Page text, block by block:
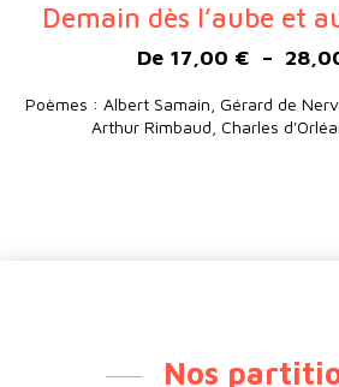
Demain dès l’aube et
De 17,00 € –
Poèmes : Albert Samain, Gérard de
Arthur Rimbaud, Charles
Nos